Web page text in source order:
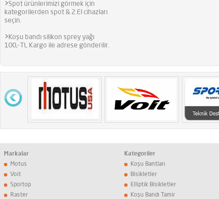
>Spot ürünlerimizi görmek için
kategorilerden spot & 2.El cihazları
seçin.
> Koşu bandı silikon sprey yağı
100,-TL Kargo ile adrese gönderilir.
Markalar
Motus
Voit
Sportop
Raster
Kategoriler
Koşu Bantları
Bisikletler
Elliptik Bisikletler
Koşu Bandı Tamir